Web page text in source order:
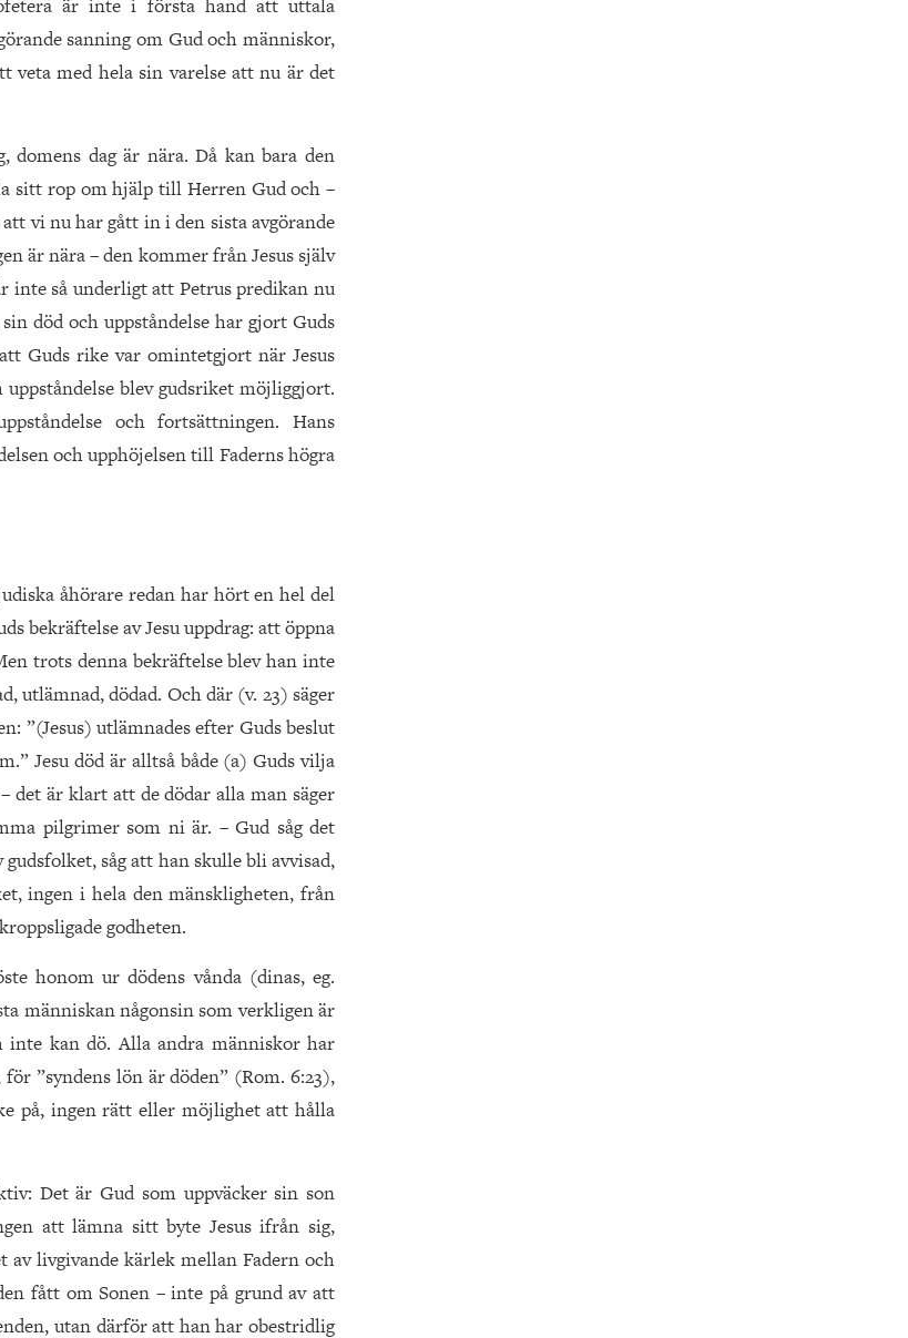
sanning om Gud och människor,
veta med hela sin varelse att nu är det
domens dag är nära. Då kan bara den
sitt rop om hjälp till Herren Gud och –
vi nu har gått in i den sista avgörande
är nära – den kommer från Jesus själv
inte så underligt att Petrus predikan nu
död och uppståndelse har gjort Guds
Guds rike var omintetgjort när Jesus
blev gudsriket möjliggjort.
och fortsättningen. Hans
och upphöjelsen till Faderns högra
åhörare redan har hört en hel del
bekräftelse av Jesu uppdrag: att öppna
trots denna bekräftelse blev han inte
utlämnad, dödad. Och där (v. 23) säger
”(Jesus) utlämnades efter Guds beslut
Jesu död är alltså både (a) Guds vilja
det är klart att de dödar alla man säger
pilgrimer som ni är. – Gud såg det
såg att han skulle bli avvisad,
ingen i hela den mänskligheten, från
godheten.
honom ur dödens vånda (dinas, eg.
människan någonsin som verkligen är
kan dö. Alla andra människor har
”syndens lön är döden” (Rom. 6:23),
på, ingen rätt eller möjlighet att hålla
Det är Gud som uppväcker sin son
att lämna sitt byte Jesus ifrån sig,
livgivande kärlek mellan Fadern och
fått om Sonen – inte på grund av att
utan därför att han har obestridlig